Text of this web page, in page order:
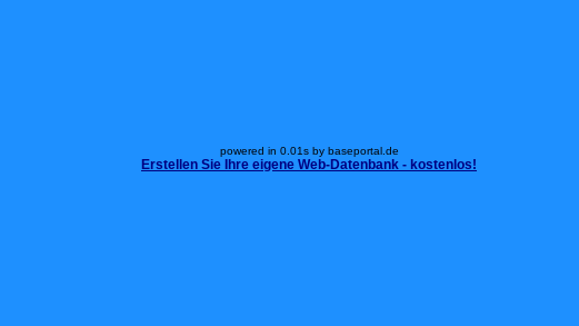
powered in 0.01s by baseportal.de
Erstellen Sie Ihre eigene Web-Datenbank - kostenlos!